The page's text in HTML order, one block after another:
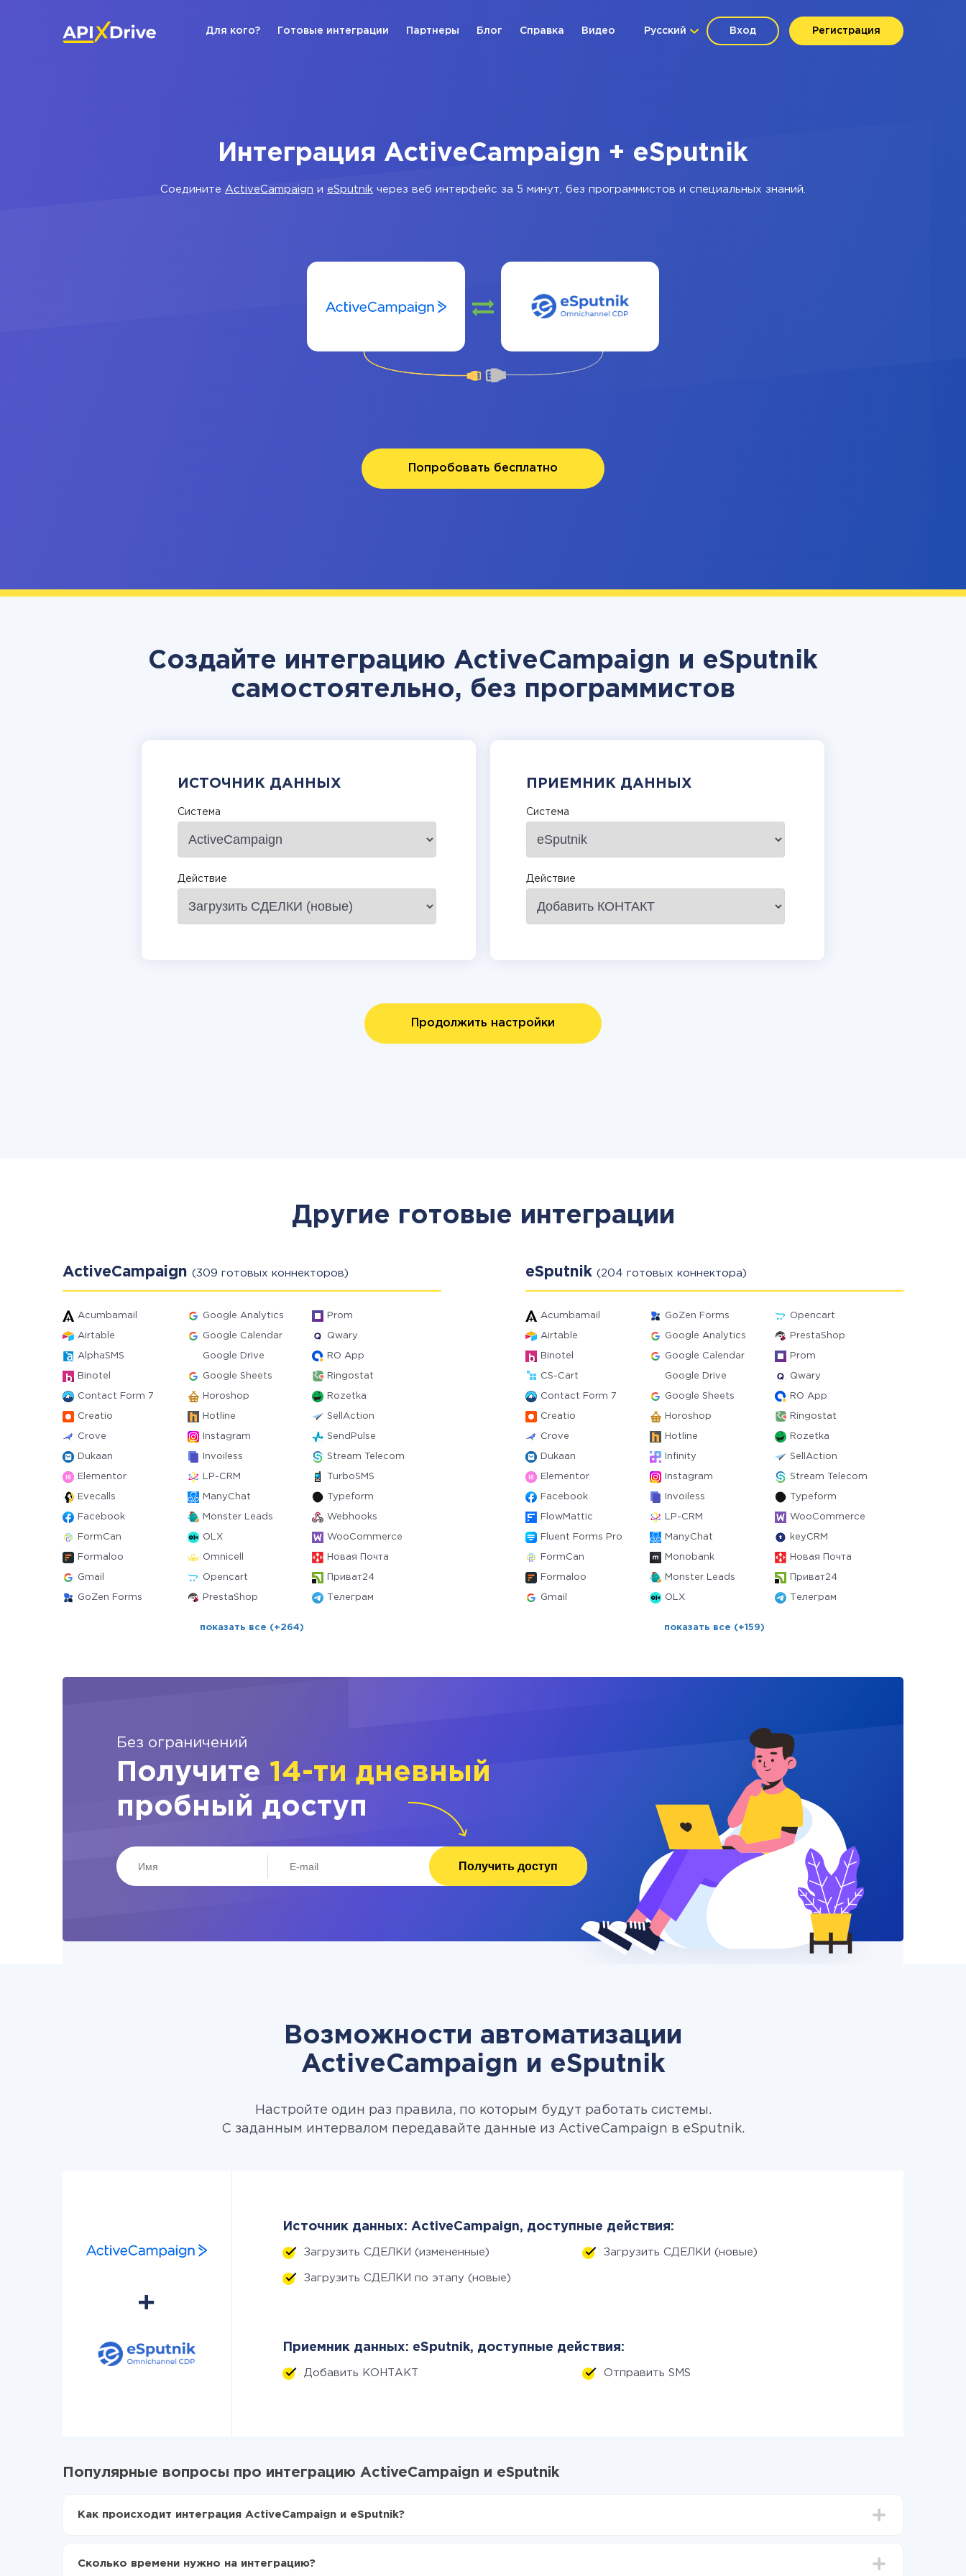
Вход Регистрация
Русский
Для кого? Готовые интеграции Партнеры Блог Справка Видео
Интеграция ActiveCampaign + eSputnik
Соедините ActiveCampaign и eSputnik через веб интерфейс за 5 минут, без программистов и специальных знаний.
Попробовать бесплатно
Создайте интеграцию ActiveCampaign и eSputnik
самостоятельно, без программистов
ИСТОЧНИК ДАННЫХ
Система
Действие
ПРИЕМНИК ДАННЫХ
Система
Действие
Продолжить настройки
Другие готовые интеграции
ActiveCampaign (309 готовых коннекторов)
Acumbamail Google Analytics Prom
Airtable Google Calendar Qwary
AlphaSMS Google Drive RO App
Binotel Google Sheets Ringostat
Contact Form 7 Horoshop Rozetka
Creatio Hotline SellAction
Crove Instagram SendPulse
Dukaan Invoiless Stream Telecom
Elementor LP-CRM TurboSMS
Evecalls ManyChat Typeform
Facebook Monster Leads Webhooks
FormCan OLX WooCommerce
Formaloo Omnicell Новая Почта
Gmail Opencart Приват24
GoZen Forms PrestaShop Телеграм
показать все (+264)
eSputnik (204 готовых коннектора)
Acumbamail GoZen Forms Opencart
Airtable Google Analytics PrestaShop
Binotel Google Calendar Prom
CS-Cart Google Drive Qwary
Contact Form 7 Google Sheets RO App
Creatio Horoshop Ringostat
Crove Hotline Rozetka
Dukaan Infinity SellAction
Elementor Instagram Stream Telecom
Facebook Invoiless Typeform
FlowMattic LP-CRM WooCommerce
Fluent Forms Pro ManyChat keyCRM
FormCan Monobank Новая Почта
Formaloo Monster Leads Приват24
Gmail OLX Телеграм
показать все (+159)
Без ограничений
Получите 14-ти дневный
пробный доступ
Получить доступ
Возможности автоматизации
ActiveCampaign и eSputnik
Настройте один раз правила, по которым будут работать системы.
С заданным интервалом передавайте данные из ActiveCampaign в eSputnik.
Источник данных: ActiveCampaign, доступные действия:
Загрузить СДЕЛКИ (измененные) Загрузить СДЕЛКИ (новые)
Загрузить СДЕЛКИ по этапу (новые)
Приемник данных: eSputnik, доступные действия:
Добавить КОНТАКТ Отправить SMS
Популярные вопросы про интеграцию ActiveCampaign и eSputnik
Как происходит интеграция ActiveCampaign и eSputnik?
Включаете автообновление
Сколько времени нужно на интеграцию?